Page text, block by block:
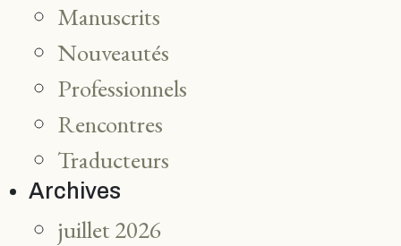
Manuscrits
Nouveautés
Professionnels
Rencontres
Traducteurs
Archives
juillet 2026